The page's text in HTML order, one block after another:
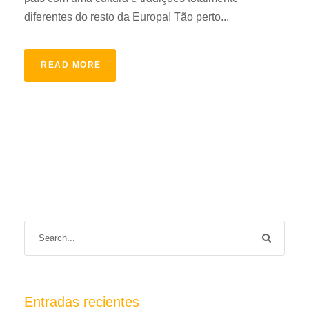
diferentes do resto da Europa! Tão perto...
READ MORE
Entradas recientes